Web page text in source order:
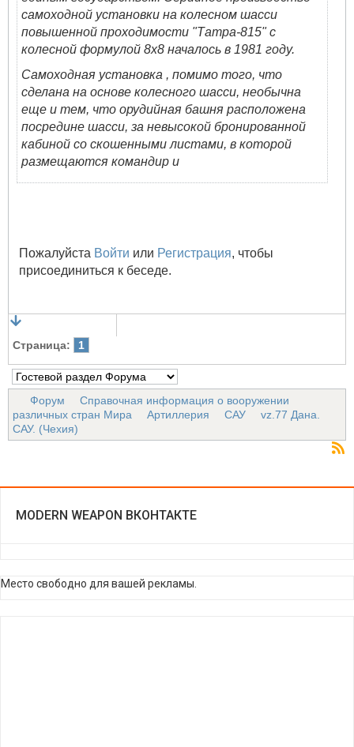
самоходной установки на колесном шасси
повышенной проходимости "Татра-815" с
колесной формулой 8х8 началось в 1981 году.
Самоходная установка , помимо того, что
сделана на основе колесного шасси, необычна
еще и тем, что орудийная башня расположена
посредине шасси, за невысокой бронированной
кабиной со скошенными листами, в которой
размещаются командир и
Пожалуйста Войти или Регистрация, чтобы
присоединиться к беседе.
Страница: 1
Форум
Справочная информация о вооружении
различных стран Мира
Артиллерия САУ
vz.77 Дана.
САУ. (Чехия)
MODERN WEAPON ВКОНТАКТЕ
Место свободно для вашей рекламы.